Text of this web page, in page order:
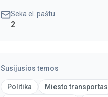
Seka el. paštu
2
Susijusios temos
Politika
Miesto transportas